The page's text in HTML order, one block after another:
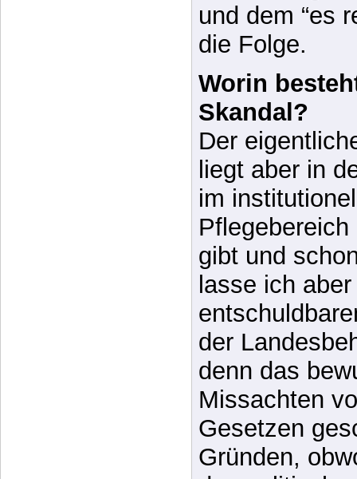
Worin
Skandal?
Der
liegt aber in
im
Pflegebereich
gibt und
lasse ich
der
denn das
Missachten
Gesetzen
Gründen,
des
Prioritäten